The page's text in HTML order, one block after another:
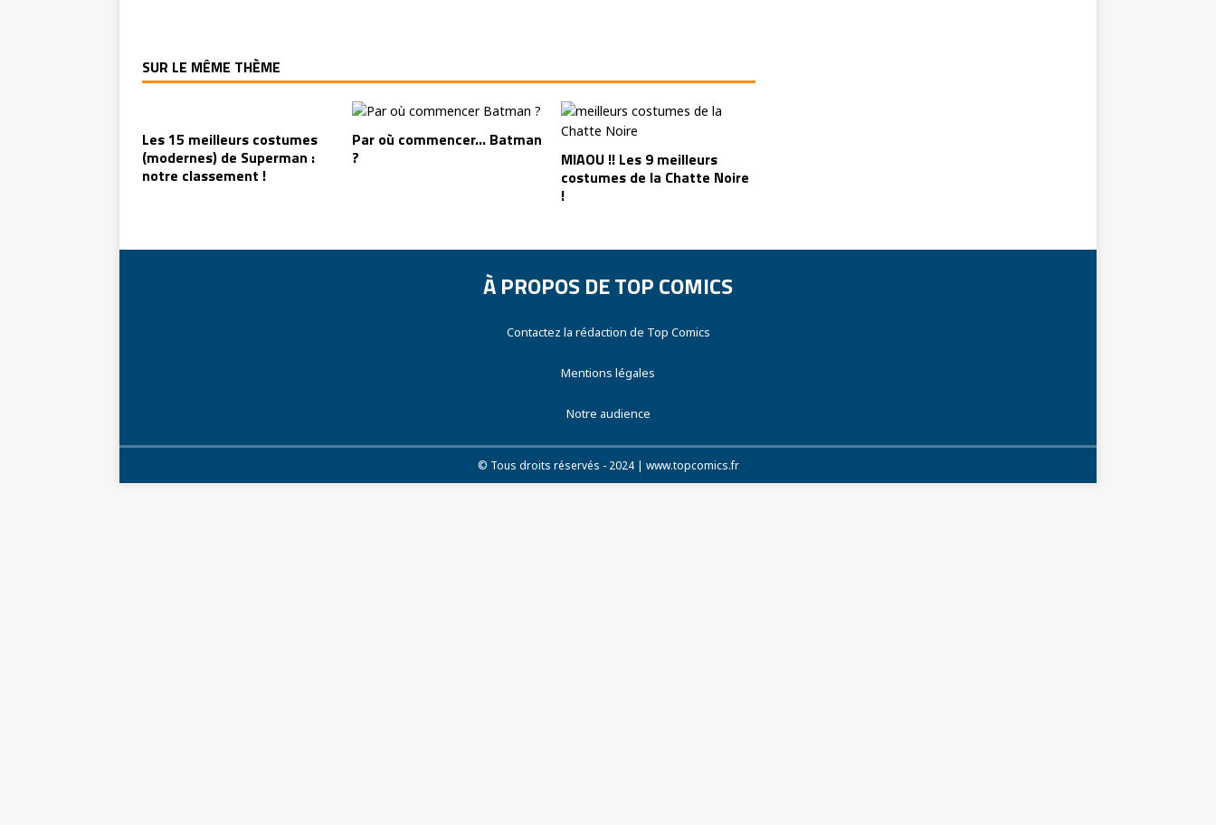
SUR LE MÊME THÈME
Les 15 meilleurs costumes
(modernes) de Superman :
notre classement !
Par où commencer… Batman
?
MIAOU !! Les 9 meilleurs
costumes de la Chatte Noire
!
À PROPOS DE TOP COMICS
Contactez la rédaction de Top Comics
Mentions légales
Notre audience
© Tous droits réservés - 2024 | www.topcomics.fr